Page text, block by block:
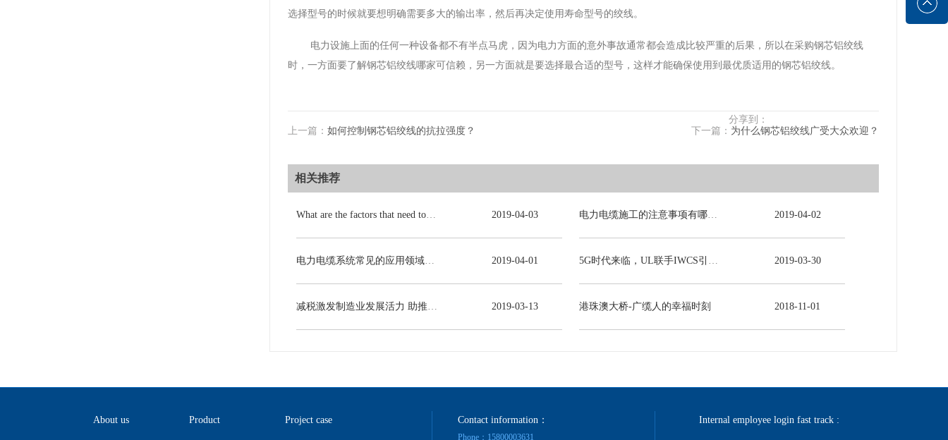
选择型号的时候就要想明确需要多大的输出率，然后再决定使用寿命型号的绞线。
电力设施上面的任何一种设备都不有半点马虎，因为电力方面的意外事故通常都会造成比较严重的后果，所以在采购钢芯铝绞线
时，一方面要了解钢芯铝绞线哪家可信赖，另一方面就是要选择最合适的型号，这样才能确保使用到最优质适用的钢芯铝绞线。
分享到：
上一篇： 如何控制钢芯铝绞线的抗拉强度？ 下一篇： 为什么钢芯铝绞线广受大众欢迎？
相关推荐
What are the factors that need to be consulted in choosing power cables? 2019-04-03 电力电缆施工的注意事项有哪些？ 2019-04-02
电力电缆系统常见的应用领域有哪些？ 2019-04-01 5G时代来临，UL联手IWCS引领线缆行业发展新未来 2019-03-30
减税激发制造业发展活力 助推线缆行业高质量发展 2019-03-13 港珠澳大桥-广缆人的幸福时刻 2018-11-01
About us Product Project case Contact information：
Phone：15800003631
Internal employee login fast track :